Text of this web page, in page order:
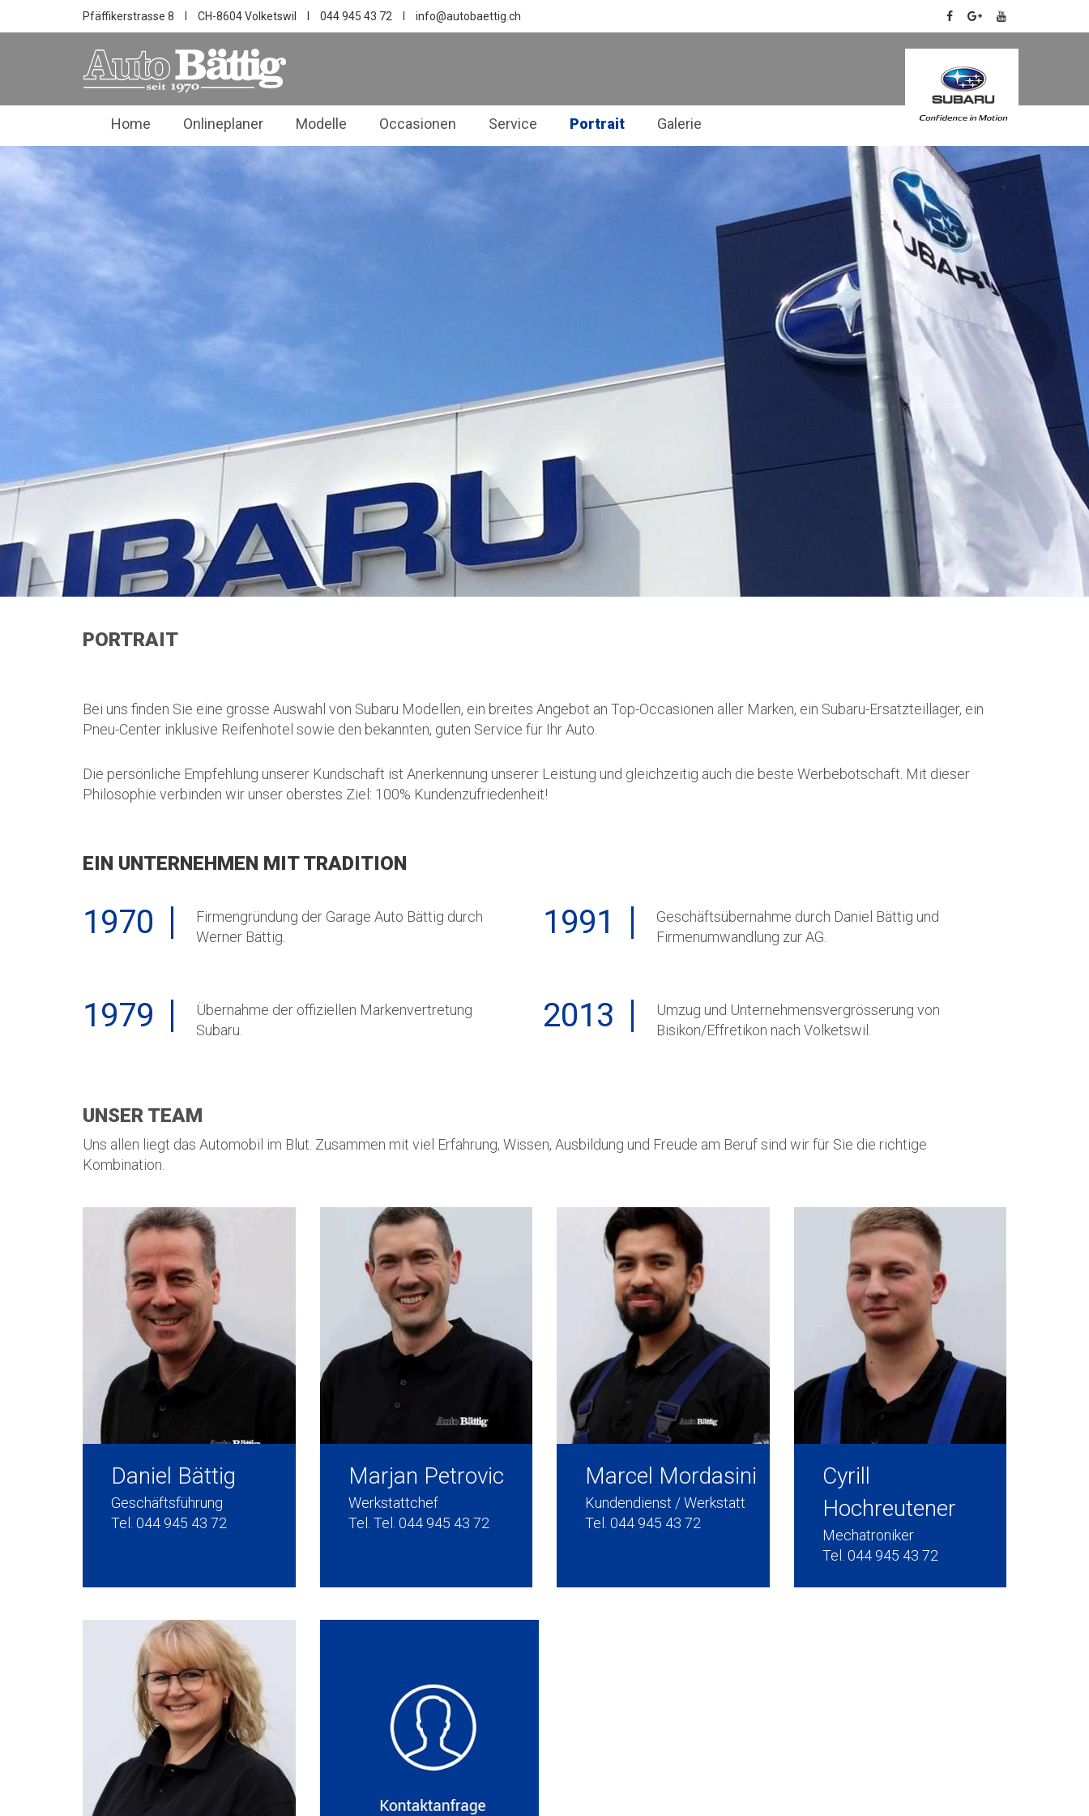
Pfäffikerstrasse 8 CH-8604 Volketswil 044 945 43 72 info@autobaettig.ch
Home Onlineplaner Modelle Occasionen Service Portrait Galerie
PORTRAIT
Bei uns finden Sie eine grosse Auswahl von Subaru Modellen, ein breites Angebot an Top-Occasionen aller Marken, ein Subaru-Ersatzteillager, ein
Pneu-Center inklusive Reifenhotel sowie den bekannten, guten Service für Ihr Auto.
Die persönliche Empfehlung unserer Kundschaft ist Anerkennung unserer Leistung und gleichzeitig auch die beste Werbebotschaft. Mit dieser
Philosophie verbinden wir unser oberstes Ziel: 100% Kundenzufriedenheit!
EIN UNTERNEHMEN MIT TRADITION
1970
Firmengründung der Garage Auto Bättig durch
Werner Bättig.
1979
Übernahme der offiziellen Markenvertretung
Subaru.
1991
Geschäftsübernahme durch Daniel Bättig und
Firmenumwandlung zur AG.
2013
Umzug und Unternehmensvergrösserung von
Bisikon/Effretikon nach Volketswil.
UNSER TEAM
Uns allen liegt das Automobil im Blut. Zusammen mit viel Erfahrung, Wissen, Ausbildung und Freude am Beruf sind wir für Sie die richtige
Kombination.
Daniel Bättig
Geschäftsführung
Tel. 044 945 43 72
Marjan Petrovic
Werkstattchef
Tel. Tel. 044 945 43 72
Marcel Mordasini
Kundendienst / Werkstatt
Tel. 044 945 43 72
Cyrill
Hochreutener
Mechatroniker
Tel. 044 945 43 72